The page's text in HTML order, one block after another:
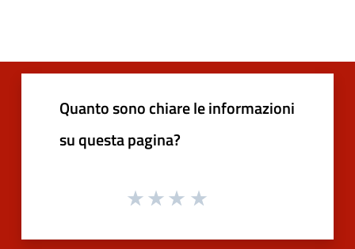
Quanto sono chiare le informazioni
su questa pagina?